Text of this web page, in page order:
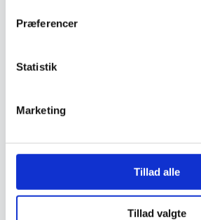
Præferencer
Statistik
Marketing
Tillad alle
Tillad valgte
Luftrenser
Ozonmaskiner
Afspærring
Pullert